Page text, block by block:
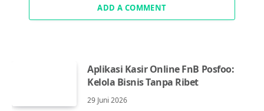
ADD A COMMENT
Aplikasi Kasir Online FnB Posfoo:
Kelola Bisnis Tanpa Ribet
29 Juni 2026